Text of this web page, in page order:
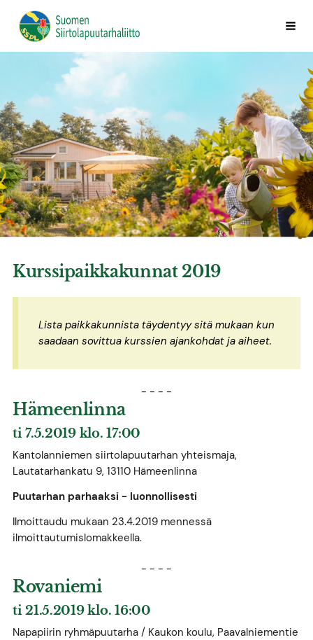
Siirry
sivun
Suomen Siirtolapuutarhaliitto ry
Kurssipaikkakunnat 2019
Lista paikkakunnista täydentyy sitä mukaan kun
saadaan sovittua kurssien ajankohdat ja aiheet.
- - - -
Hämeenlinna
ti 7.5.2019 klo. 17:00
Kantolanniemen siirtolapuutarhan yhteismaja,
Lautatarhankatu 9, 13110 Hämeenlinna
Puutarhan parhaaksi - luonnollisesti
Ilmoittaudu mukaan 23.4.2019 mennessä
ilmoittautumislomakkeella.
- - - -
Rovaniemi
ti 21.5.2019 klo. 16:00
Napapiirin ryhmäpuutarha / Kaukon koulu, Paavalniementie